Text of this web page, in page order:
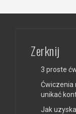
Zerknij
3 proste
Ćwiczenia
unikać
Jak